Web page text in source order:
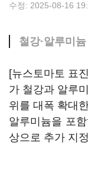
수정: 2025-08-16
철강·알루미
[뉴스토마토 표
가 철강과 알루
위를 대폭 확대
알루미늄을 포
상으로 추가 지